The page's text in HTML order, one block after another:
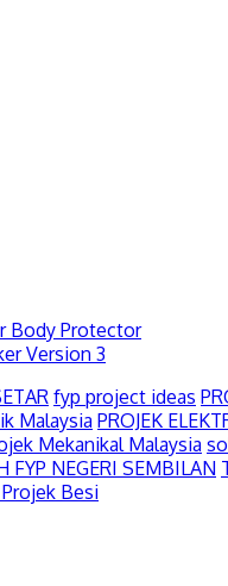
Body Protector
Version 3
fyp project ideas
Malaysia PROJEK
Mekanikal Malaysia
FYP NEGERI SEMBILAN
Besi